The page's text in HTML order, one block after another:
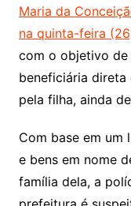
Maria da
na quinta-feira
com o objetivo
beneficiária
pela filha, ainda
Com base em um
e bens em nome
família dela, a